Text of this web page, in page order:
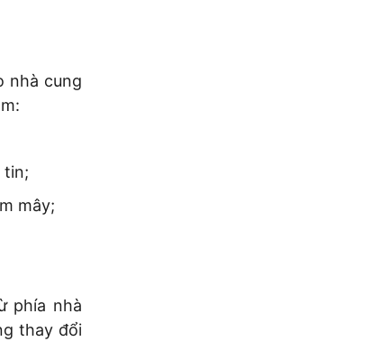
nhà cung
tin;
mây;
phía nhà
thay đổi